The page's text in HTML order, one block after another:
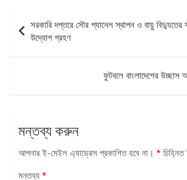
ন্যাভিগেশন
সরকারি দপ্তরে সৌর প্যানেল স্থাপন ও বায়ু বিদ্যুতের
উদ্যোগ গ্রহণ
ফুটবলে বাংলাদেশের
মন্তব্য করুন
আপনার ই-মেইল এ্যাড্রেস প্রকাশিত হবে না। *
মন্তব্য *